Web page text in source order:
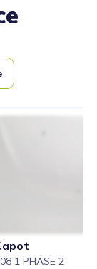
1 PHASE 2